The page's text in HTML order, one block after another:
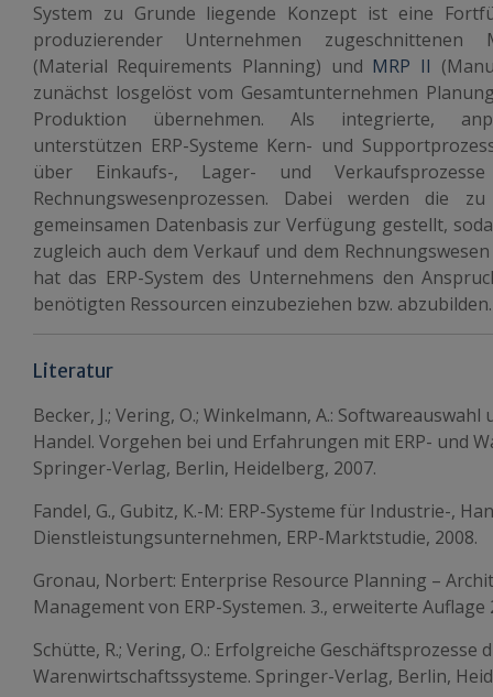
System zu Grunde liegende Konzept ist eine
produzierender Unternehmen zugeschnittenen
(Material Requirements Planning) und MRP II
zunächst losgelöst vom Gesamtunternehmen
Produktion übernehmen. Als integrierte,
unterstützen ERP-Systeme Kern- und
über Einkaufs-, Lager- und
Rechnungswesenprozessen. Dabei werden die
gemeinsamen Datenbasis zur Verfügung gestellt,
zugleich auch dem Verkauf und dem
hat das ERP-System des Unternehmens den
benötigten Ressourcen einzubeziehen bzw. abzubilden.
Literatur
Becker, J.; Vering, O.; Winkelmann, A.:
Handel. Vorgehen bei und Erfahrungen mit ERP- und
Springer-Verlag, Berlin, Heidelberg, 2007.
Fandel, G., Gubitz, K.-M: ERP-Systeme für Industrie-,
Dienstleistungsunternehmen, ERP-Marktstudie, 2008.
Gronau, Norbert: Enterprise Resource Planning –
Management von ERP-Systemen. 3., erweiterte Auflage
Schütte, R.; Vering, O.: Erfolgreiche Geschäftsprozesse
Warenwirtschaftssysteme. Springer-Verlag, Berlin,